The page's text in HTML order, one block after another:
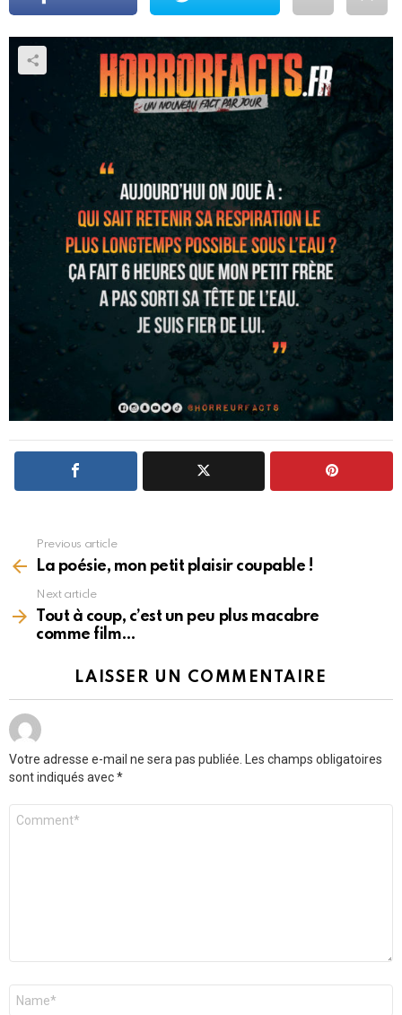
more
Previous article
La poésie, mon petit plaisir coupable !
Next article
Tout à coup, c’est un peu plus macabre
comme film…
LAISSER UN COMMENTAIRE
Votre adresse e-mail ne sera pas publiée.
Les champs obligatoires
sont indiqués avec*